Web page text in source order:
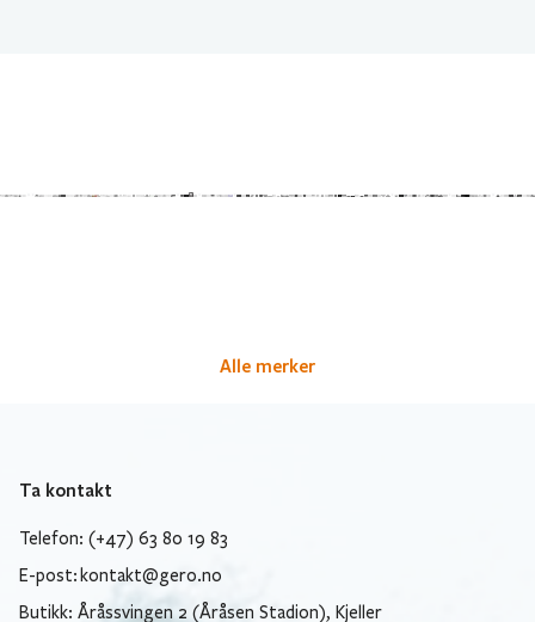
Alle merker
Ta kontakt
Telefon: (+47) 63 80 19 83
E-post: kontakt@gero.no
Butikk: Åråssvingen 2 (Åråsen Stadion), Kjeller